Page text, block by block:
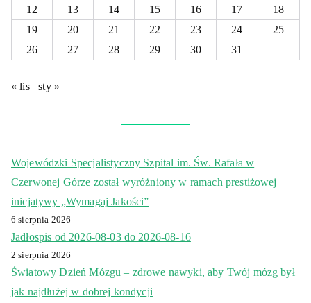
12
13 14 15 16 17
18
19
20 21 22 23 24
25
26
27 28 29 30 31
« lis sty »
Wojewódzki Specjalistyczny Szpital im. Św. Rafała w
Czerwonej Górze został wyróżniony w ramach prestiżowej
inicjatywy „Wymagaj Jakości”
6 sierpnia 2026
Jadłospis od 2026-08-03 do 2026-08-16
2 sierpnia 2026
Światowy Dzień Mózgu – zdrowe nawyki, aby Twój mózg był
jak najdłużej w dobrej kondycji